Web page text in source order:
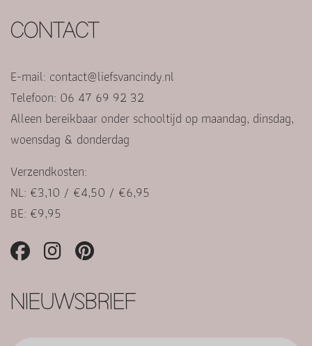
CONTACT
E-mail: contact@liefsvancindy.nl
Telefoon: 06 47 69 92 32
Alleen bereikbaar onder schooltijd op maandag, dinsdag,
woensdag & donderdag
Verzendkosten:
NL: €3,10 / €4,50 / €6,95
BE: €9,95
NIEUWSBRIEF